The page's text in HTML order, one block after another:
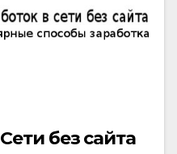
без сайта